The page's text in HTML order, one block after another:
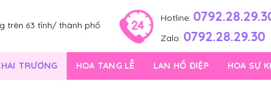
trên 63 tỉnh/ thành phố
Hotline:
Zalo: 0792.28.29.30
TRƯƠNG HOA TANG LỄ LAN HỒ ĐIỆP HOA SỰ